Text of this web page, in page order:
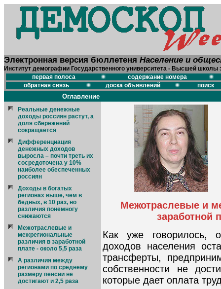
Электронная версия бюллетеня Население и
Институт демографии Государственного университета - Высшей школы
первая полоса
содержание номера
обратная связь
доска объявлений поиск
Оглавление
Реальные денежные
доходы россиян растут, а
доля сбережений
сокращается
Дифференциация
денежных доходов
выросла – почти треть их
сосредоточена у 10%
наиболее обеспеченных
россиян
Доходы в богатых
регионах выше, чем в
бедных, в 10 раз, но
различия понемногу
снижаются
Межотраслевые и
межрегиональные
различия в заработной
плате - около 5,5 раза
А различия между
регионами по среднему
размеру пенсии не
достигают и 2,5 раза
Межотраслевые и
заработной
Как уже говорилось,
доходов населения
трансферты,
собственности не
которые дает оплата